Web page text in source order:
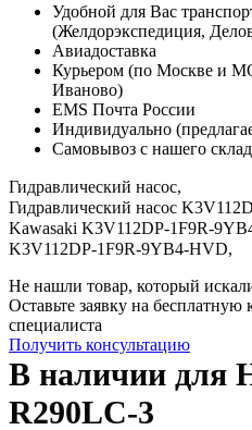
Удобной для Вас
(Желдорэкспедиция,
Авиадоставка
Курьером (по Москве и
Иваново)
EMS Почта России
Индивидуально
Самовывоз с нашего
Гидравлический насос,
Гидравлический насос
Kawasaki K3V112DP-1F9R-
K3V112DP-1F9R-9YB4-HVD,
Не нашли товар, который
Оставьте заявку на
специалиста
Получить консультацию
В наличии для
R290LC-3